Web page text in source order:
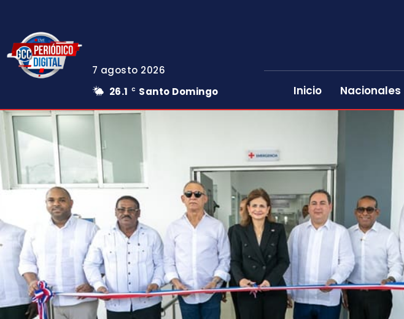
7 agosto 2026
26.1
C Santo Domingo Inicio Nacionales